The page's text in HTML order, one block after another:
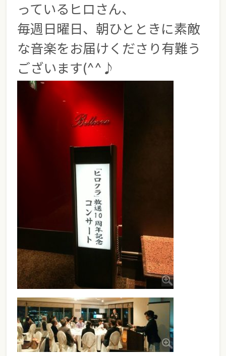
っているヒロさん、
毎週日曜日、朝ひとときに素敵
な音楽をお届けくださり有難う
ございます(^^♪